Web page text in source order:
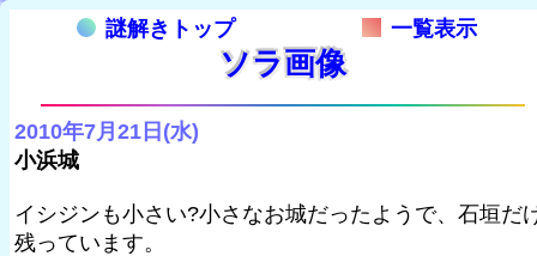
謎解きトップ 一覧表示
ソラ画像
2010年7月21日(水)
小浜城
イシジンも小さい?小さなお城だったようで、石垣だ
残っています。